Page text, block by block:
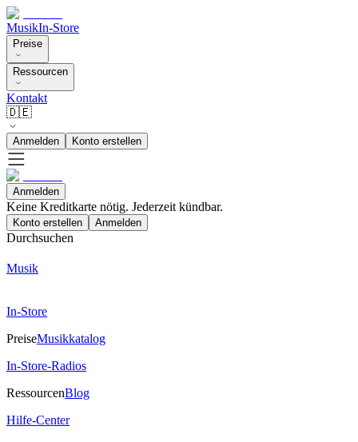
MusikIn-Store
Preise
Ressourcen
Kontakt
🇩🇪
Anmelden Konto erstellen
Anmelden
Keine Kreditkarte nötig. Jederzeit kündbar.
Konto erstellen Anmelden
Durchsuchen
Musik
In-Store
PreiseMusikkatalog
In-Store-Radios
RessourcenBlog
Hilfe-Center